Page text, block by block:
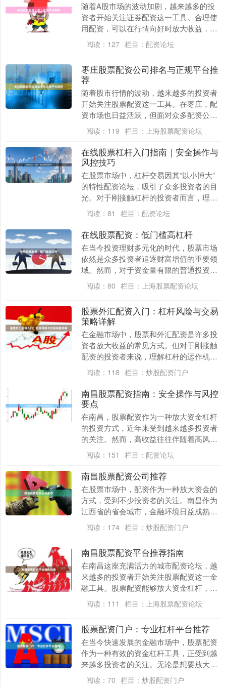
随着A股市场的波动加剧，越来越多的投
资者开始关注证券配资这一工具。合理使
用配资，可以在行情向好时放大收益，但
选择一家正规、安全的在线证券配资公司
至关重要。本文将....
阅读： 127 栏目： 配资论坛
枣庄股票配资公司排名与正规平台推
荐
随着股市行情的波动，越来越多的投资者
开始关注股票配资这一工具。在枣庄，配
资市场也日益活跃，但面对众多配资公
司，如何选择正规、安全的平台成为投资
者最关心的问题。本....
阅读： 119 栏目： 上海股票配资论坛
在线股票杠杆入门指南｜安全操作与
风控技巧
在股票市场中，杠杆交易因其“以小博大”
的特性配资论坛，吸引了众多投资者的目
光。对于刚接触杠杆的投资者而言，理解
其运作机制并掌握必要的风控技巧，是避
免重大亏损的关....
阅读： 81 栏目： 配资论坛
在线股票配资：低门槛高杠杆
在当今投资理财多元化的时代，股票市场
依然是众多投资者追逐财富增值的重要领
域。然而，对于资金量有限的普通投资者
来说，想要在股市中获得可观收益，往往
面临着资金不足的....
阅读： 80 栏目： 上海股票配资论坛
股票外汇配资入门：杠杆风险与交易
策略详解
在金融市场中，股票和外汇配资是许多投
资者放大收益的常见方式。但对于刚接触
配资的投资者来说，理解杠杆的运作机制
以及如何控制风险，是迈向成功交易的第
一步。本文将为您....
阅读： 118 栏目： 炒股配资门户
南昌股票配资指南：安全操作与风控
要点
在南昌，股票配资作为一种放大资金杠杆
的投资方式，近年来受到越来越多投资者
的关注。然而，高收益往往伴随着高风
险。本文将从安全操作和风控要点两个维
度，为南昌本地投资....
阅读： 151 栏目： 配资论坛
南昌股票配资公司推荐
在股票市场中，配资作为一种放大资金的
方式，受到不少投资者的关注。南昌作为
江西省的省会城市，金融环境日益成熟，
股票配资公司也层出不穷。然而，面对众
多平台，如何选择....
阅读： 174 栏目： 炒股配资门户
南昌股票配资平台推荐指南
在南昌这座充满活力的城市配资论坛，越
来越多的投资者开始关注股票配资这一金
融工具。股票配资能够放大资金杠杆，让
投资者在行情向好时获得更高收益。然
而，面对市场上众多....
阅读： 111 栏目： 上海股票配资论坛
股票配资门户：专业杠杆平台推荐
在当今快速发展的金融市场中，股票配资
作为一种有效的资金杠杆工具，正受到越
来越多投资者的关注。无论是想要放大收
益的资深股民，还是希望以小博大的新手
阅读： 70 栏目： 炒股配资门户